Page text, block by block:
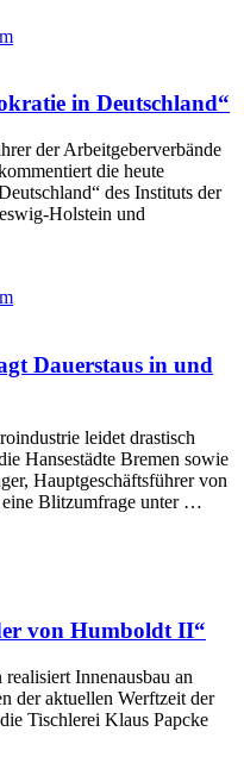
in Deutschland“
der Arbeitgeberverbände
die heute
des Instituts der
Holstein und
Dauerstaus in und
leidet drastisch
Hansestädte Bremen sowie
Hauptgeschäftsführer von
Blitzumfrage unter …
von Humboldt II“
Innenausbau an
der aktuellen Werftzeit der
Tischlerei Klaus Papcke